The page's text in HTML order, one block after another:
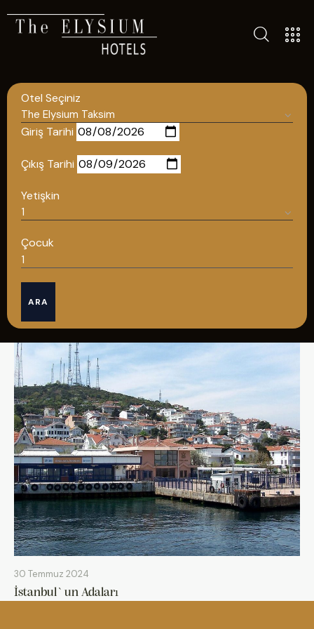
Otel Seçiniz
Giriş Tarihi
Çıkış Tarihi
Yetişkin
Çocuk
ARA
30 Temmuz 2024
İstanbul`un Adaları
TÜM OTELLERIMIZ
POLITIKALAR
GIZLILIK POLITIKASI
Türkçe
08502421818
REZERVASYON